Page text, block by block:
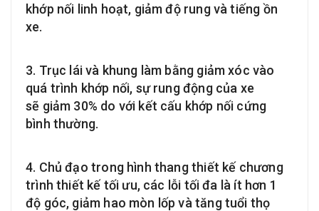
khớp nối linh hoạt, giảm độ rung và tiếng ồn
xe.
3. Trục lái và khung làm bằng giảm xóc vào
quá trình khớp nối, sự rung động của xe
sẽ giảm 30% do với kết cấu khớp nối cứng
bình thường.
4. Chủ đạo trong hình thang thiết kế chương
trình thiết kế tối ưu, các lỗi tối đa là ít hơn 1
độ góc, giảm hao mòn lốp và tăng tuổi thọ